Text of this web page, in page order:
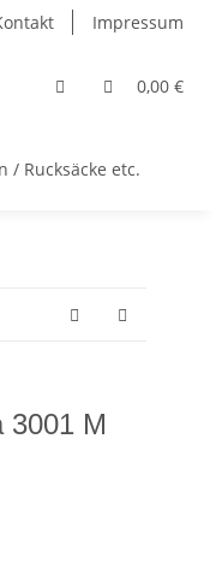
Impressum
0,00 €
/ Rucksäcke etc.
3001 M